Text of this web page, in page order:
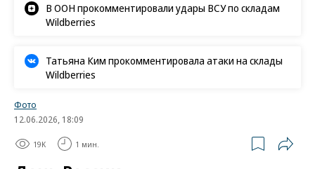
В ООН прокомментировали удары ВСУ по складам
Wildberries
Татьяна Ким прокомментировала атаки на склады
Wildberries
Фото
12.06.2026, 18:09
19K 1 мин.